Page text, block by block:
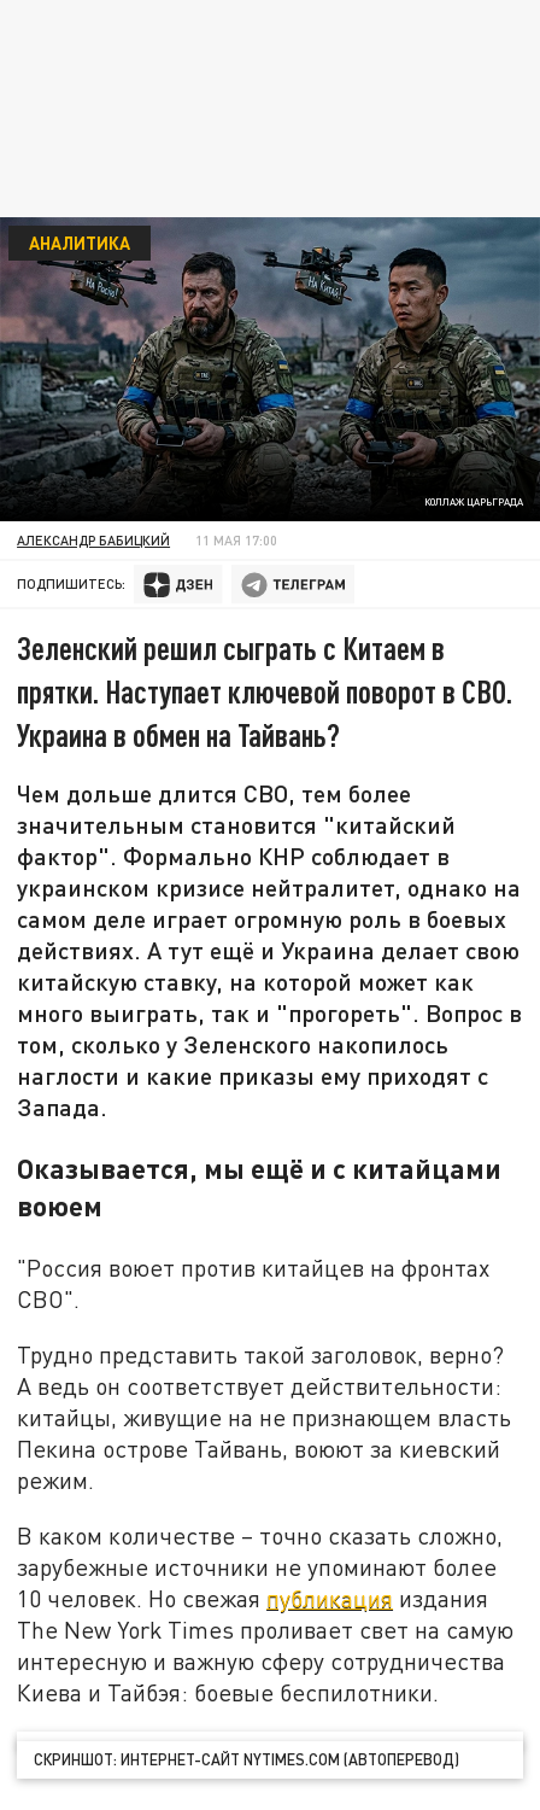
КОЛЛАЖ ЦАРЬГРАДА
АНАЛИТИКА
АЛЕКСАНДР БАБИЦКИЙ 11 МАЯ 17:00
ПОДПИШИТЕСЬ:
Зеленский решил сыграть с Китаем в
прятки. Наступает ключевой поворот в СВО.
Украина в обмен на Тайвань?
Чем дольше длится СВО, тем более
значительным становится "китайский
фактор". Формально КНР соблюдает в
украинском кризисе нейтралитет, однако на
самом деле играет огромную роль в боевых
действиях. А тут ещё и Украина делает свою
китайскую ставку, на которой может как
много выиграть, так и "прогореть". Вопрос в
том, сколько у Зеленского накопилось
наглости и какие приказы ему приходят с
Запада.
Оказывается, мы ещё и с китайцами
воюем
"Россия воюет против китайцев на фронтах
СВО".
Трудно представить такой заголовок, верно?
А ведь он соответствует действительности:
китайцы, живущие на не признающем власть
Пекина острове Тайвань, воюют за киевский
режим.
В каком количестве – точно сказать сложно,
зарубежные источники не упоминают более
10 человек. Но свежая публикация издания
The New York Times проливает свет на самую
интересную и важную сферу сотрудничества
Киева и Тайбэя: боевые беспилотники.
СКРИНШОТ: ИНТЕРНЕТ-САЙТ NYTIMES.COM (АВТОПЕРЕВОД)